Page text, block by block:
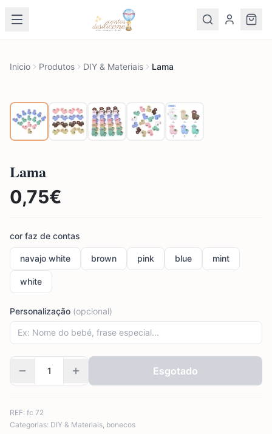
Inicio Produtos DIY & Materiais Lama
Lama
0,75€
cor faz de contas
navajo white brown pink blue mint
white
Personalização (opcional)
Esgotado
REF: fc 72
Categorias: DIY & Materiais, bonecos